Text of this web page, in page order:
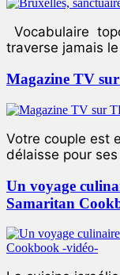
Vocabulaire
traverse jamais
Magazine TV sur
Votre couple est
délaisse pour
Un voyage
Samaritan